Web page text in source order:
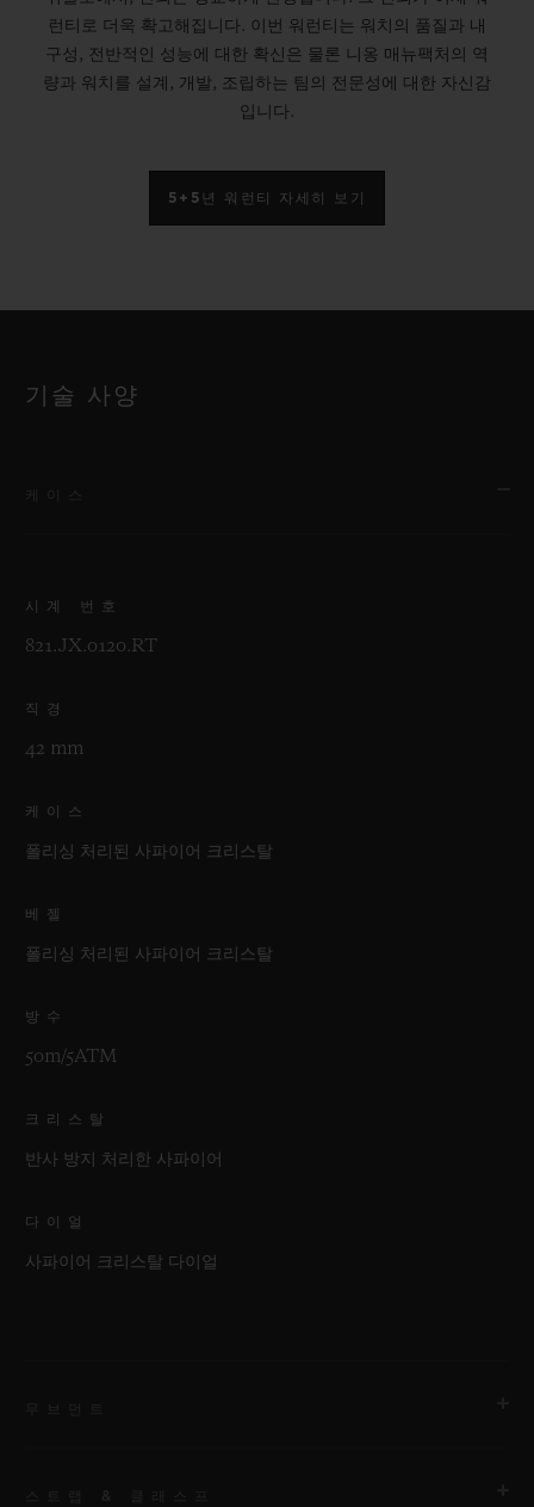
런티로 더욱 확고해집니다. 이번 워런티는 워치의 품질과 내
구성, 전반적인 성능에 대한 확신은 물론 니옹 매뉴팩처의 역
량과 워치를 설계, 개발, 조립하는 팀의 전문성에 대한 자신감
입니다.
5+5년 워런티 자세히 보기
기술 사양
시계 번호
821.JX.0120.RT
직경
42 mm
케이스
폴리싱 처리된 사파이어 크리스탈
베젤
폴리싱 처리된 사파이어 크리스탈
방수
50m/5ATM
크리스탈
반사 방지 처리한 사파이어
다이얼
사파이어 크리스탈 다이얼